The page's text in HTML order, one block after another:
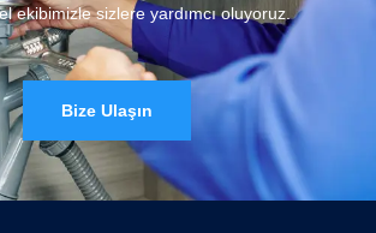
ekibimizle sizlere yardımcı oluyoruz.
Bize Ulaşın